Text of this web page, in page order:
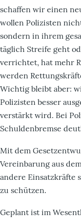
schaffen wir einen
wollen Polizisten
sondern in ihrem
täglich Streife geht
verrichtet, hat mehr
werden
Wichtig bleibt aber:
Polizisten besser
verstärkt wird. Bei
Schuldenbremse
Mit dem
Vereinbarung aus
andere Einsatzkräfte
zu schützen.
Geplant ist im